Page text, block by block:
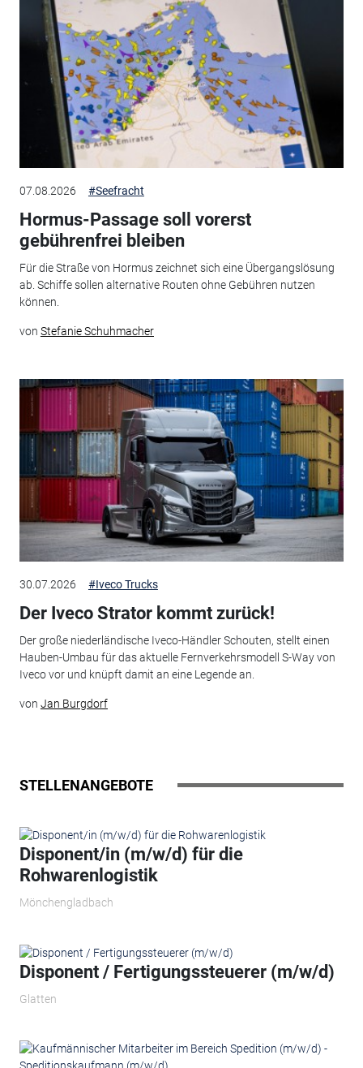
07.08.2026 #Seefracht
Hormus-Passage soll vorerst
gebührenfrei bleiben
Für die Straße von Hormus zeichnet sich eine Übergangslösung
ab. Schiffe sollen alternative Routen ohne Gebühren nutzen
können.
von Stefanie Schuhmacher
30.07.2026 #Iveco Trucks
Der Iveco Strator kommt zurück!
Der große niederländische Iveco-Händler Schouten, stellt einen
Hauben-Umbau für das aktuelle Fernverkehrsmodell S-Way von
Iveco vor und knüpft damit an eine Legende an.
von Jan Burgdorf
STELLENANGEBOTE
Disponent/in (m/w/d) für die
Rohwarenlogistik
Mönchengladbach
Disponent / Fertigungssteuerer (m/w/d)
Glatten